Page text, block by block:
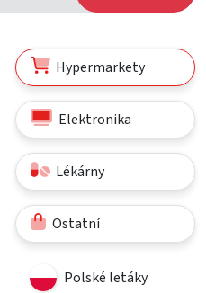
Hypermarkety
Elektronika
Lékárny
Ostatní
Polské letáky